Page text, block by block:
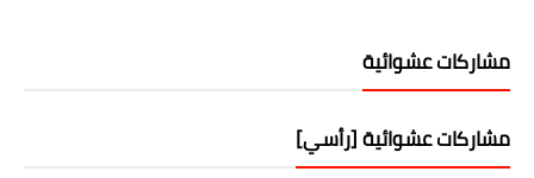
مشاركات عشوائية
مشاركات عشوائية [رأسي]